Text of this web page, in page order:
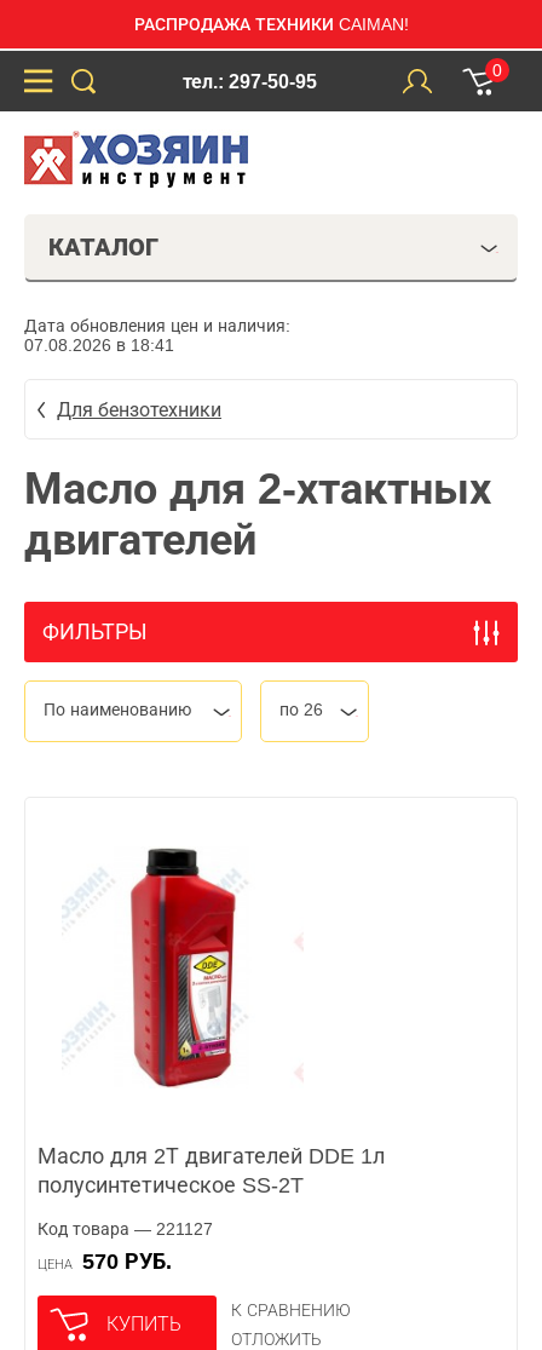
РАСПРОДАЖА ТЕХНИКИ CAIMAN!
тел.: 297-50-95
0
КАТАЛОГ
Дата обновления цен и наличия:
07.08.2026 в 18:41
Для бензотехники
Масло для 2-хтактных
двигателей
ФИЛЬТРЫ
По наименованию по 26
Масло для 2Т двигателей DDE 1л
полусинтетическое SS-2T
Код товара — 221127
ЦЕНА 570 РУБ.
КУПИТЬ
К СРАВНЕНИЮ
ОТЛОЖИТЬ